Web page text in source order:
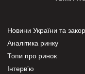
Новини України та
Аналітика ринку
Топи про ринок
Інтерв’ю